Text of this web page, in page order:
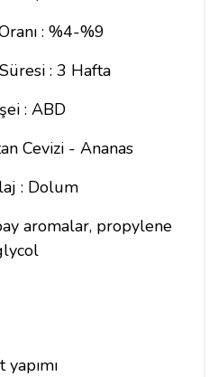
: %4-%9
: 3 Hafta
: ABD
Cevizi - Ananas
: Dolum
aromalar, propylene
yapımı